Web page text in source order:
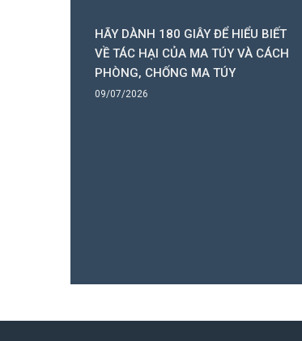
HÃY DÀNH 180 GIÂY ĐỂ HIỂU BIẾT
VỀ TÁC HẠI CỦA MA TÚY VÀ CÁCH
PHÒNG, CHỐNG MA TÚY
09/07/2026